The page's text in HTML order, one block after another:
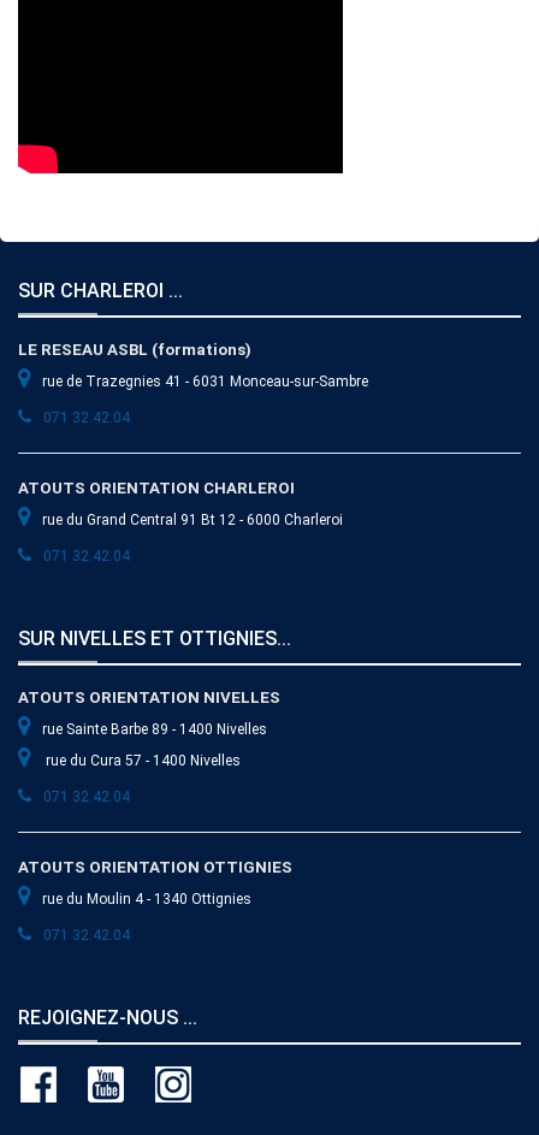
SUR CHARLEROI ...
LE RESEAU ASBL (formations)
rue de Trazegnies 41 - 6031 Monceau-sur-Sambre
071 32.42.04
ATOUTS ORIENTATION CHARLEROI
rue du Grand Central 91 Bt 12 - 6000 Charleroi
071 32.42.04
SUR NIVELLES ET OTTIGNIES...
ATOUTS ORIENTATION NIVELLES
rue Sainte Barbe 89 - 1400 Nivelles
rue du Cura 57 - 1400 Nivelles
071 32.42.04
ATOUTS ORIENTATION OTTIGNIES
rue du Moulin 4 - 1340 Ottignies
071 32.42.04
REJOIGNEZ-NOUS ...